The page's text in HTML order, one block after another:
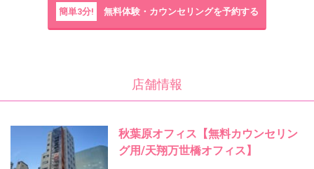
簡単3分! 無料体験・カウンセリングを予約する
店舗情報
秋葉原オフィス【無料カウンセリン
グ用/天翔万世橋オフィス】